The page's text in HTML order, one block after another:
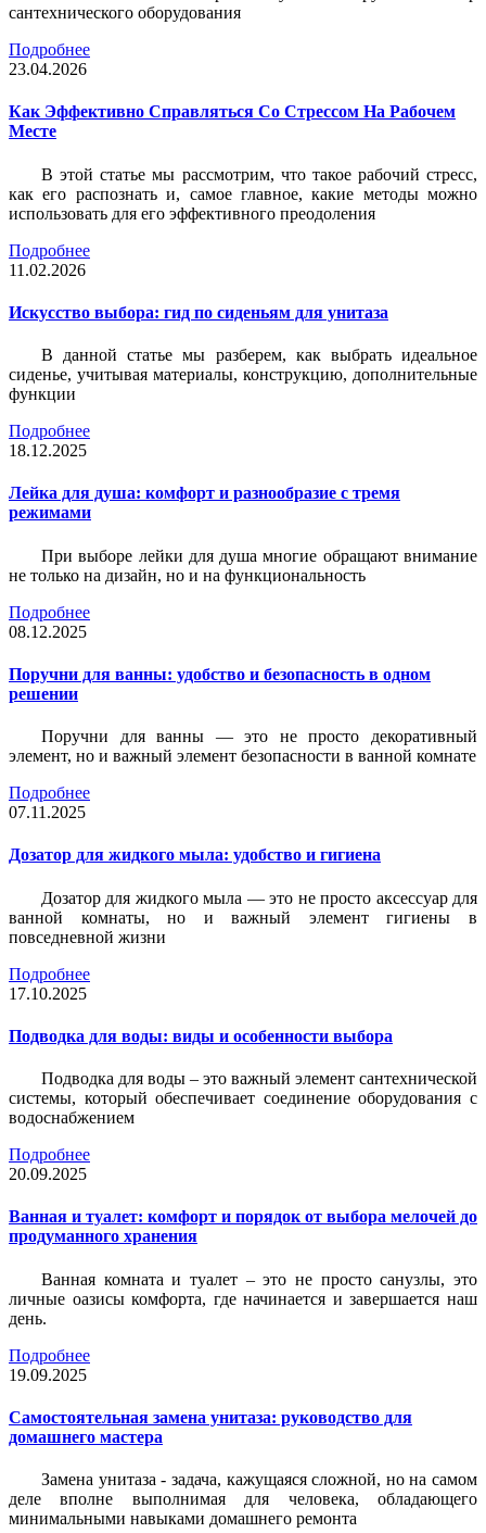
сантехнического оборудования
Подробнее
23.04.2026
Как Эффективно Справляться Со Стрессом На Рабочем
Месте
В этой статье мы рассмотрим, что такое рабочий стресс,
как его распознать и, самое главное, какие методы можно
использовать для его эффективного преодоления
Подробнее
11.02.2026
Искусство выбора: гид по сиденьям для унитаза
В данной статье мы разберем, как выбрать идеальное
сиденье, учитывая материалы, конструкцию, дополнительные
функции
Подробнее
18.12.2025
Лейка для душа: комфорт и разнообразие с тремя
режимами
При выборе лейки для душа многие обращают внимание
не только на дизайн, но и на функциональность
Подробнее
08.12.2025
Поручни для ванны: удобство и безопасность в одном
решении
Поручни для ванны — это не просто декоративный
элемент, но и важный элемент безопасности в ванной комнате
Подробнее
07.11.2025
Дозатор для жидкого мыла: удобство и гигиена
Дозатор для жидкого мыла — это не просто аксессуар для
ванной комнаты, но и важный элемент гигиены в
повседневной жизни
Подробнее
17.10.2025
Подводка для воды: виды и особенности выбора
Подводка для воды – это важный элемент сантехнической
системы, который обеспечивает соединение оборудования с
водоснабжением
Подробнее
20.09.2025
Ванная и туалет: комфорт и порядок от выбора мелочей до
продуманного хранения
Ванная комната и туалет – это не просто санузлы, это
личные оазисы комфорта, где начинается и завершается наш
день.
Подробнее
19.09.2025
Самостоятельная замена унитаза: руководство для
домашнего мастера
Замена унитаза - задача, кажущаяся сложной, но на самом
деле вполне выполнимая для человека, обладающего
минимальными навыками домашнего ремонта